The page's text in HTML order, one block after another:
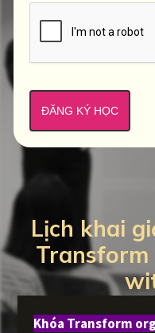
Khóa Transform
Lịch khai
ĐĂNG KÝ HỌC